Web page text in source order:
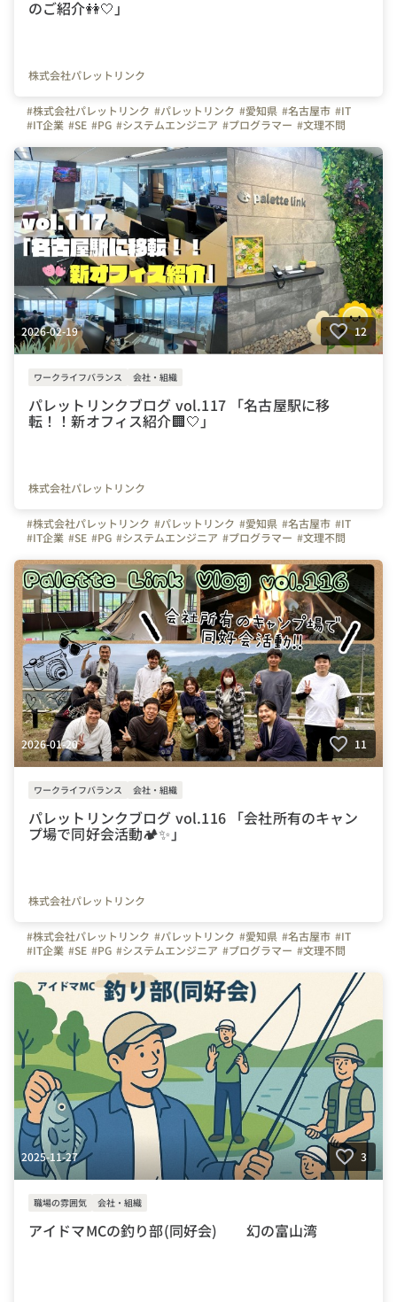
のご紹介👭🤍」
株式会社パレットリンク
#株式会社パレットリンク #パレットリンク #愛知県 #名古屋市 #IT
#IT企業 #SE #PG #システムエンジニア #プログラマー #文理不問
#テレワーク #在宅勤務 #自慢の福利厚生
#写真で伝える会社の雰囲気
#社内イベント #同好会 #つながりを大切に #色とりどりの未来をITで
#パレットリンクブログ #名古屋駅 #懇親会 #内定者 #新卒
#入社前フォロー #内定者フォロー #ごはん #🍺
2026-02-19 12
ワークライフバランス 会社・組織
パレットリンクブログ vol.117 「名古屋駅に移
転！！新オフィス紹介🏢🤍」
株式会社パレットリンク
#株式会社パレットリンク #パレットリンク #愛知県 #名古屋市 #IT
#IT企業 #SE #PG #システムエンジニア #プログラマー #文理不問
#テレワーク #在宅勤務 #自慢の福利厚生 #写真で伝える会社の雰囲気
#社内イベント #休日 #休日の過ごし方 #キャンプ #同好会
#同好会活動 #🏕 #つながりを大切に #色とりどりの未来をITで
#パレットリンクブログ #移転 #名古屋駅 #新オフィス #引っ越し
2026-01-20 11
ワークライフバランス 会社・組織
パレットリンクブログ vol.116 「会社所有のキャン
プ場で同好会活動🏕✨」
株式会社パレットリンク
#株式会社パレットリンク #パレットリンク #愛知県 #名古屋市 #IT
#IT企業 #SE #PG #システムエンジニア #プログラマー #文理不問
#テレワーク
#在宅勤務 #自慢の福利厚生
#写真で伝える会社の雰囲気
#社内イベント #休日 #休日の過ごし方 #キャンプ
#同好会
#同好会活動
#🏕 #つながりを大切に
#色とりどりの未来をITで
#パレットリンクブログ
2025-11-27 3
職場の雰囲気 会社・組織
アイドマMCの釣り部(同好会) 幻の富山湾